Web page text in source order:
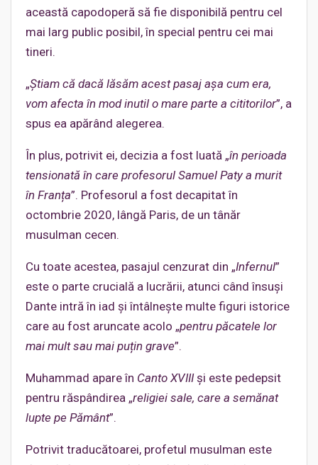
această capodoperă să fie disponibilă pentru cel
mai larg public posibil, în special pentru cei mai
tineri.
„Știam că dacă lăsăm acest pasaj așa cum era,
vom afecta în mod inutil o mare parte a cititorilor”, a
spus ea apărând alegerea.
În plus, potrivit ei, decizia a fost luată „în perioada
tensionată în care profesorul Samuel Paty a murit
în Franța”. Profesorul a fost decapitat în
octombrie 2020, lângă Paris, de un tânăr
musulman cecen.
Cu toate acestea, pasajul cenzurat din „Infernul”
este o parte crucială a lucrării, atunci când însuși
Dante intră în iad și întâlnește multe figuri istorice
care au fost aruncate acolo „pentru păcatele lor
mai mult sau mai puțin grave”.
Muhammad apare în Canto XVIIIși este pedepsit
pentru răspândirea „religiei sale, care a semănat
lupte pe Pământ”.
Potrivit traducătoarei, profetul musulman este